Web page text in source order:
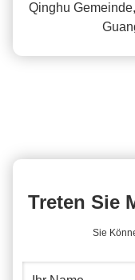
Qinghu
Treten Sie
Sie